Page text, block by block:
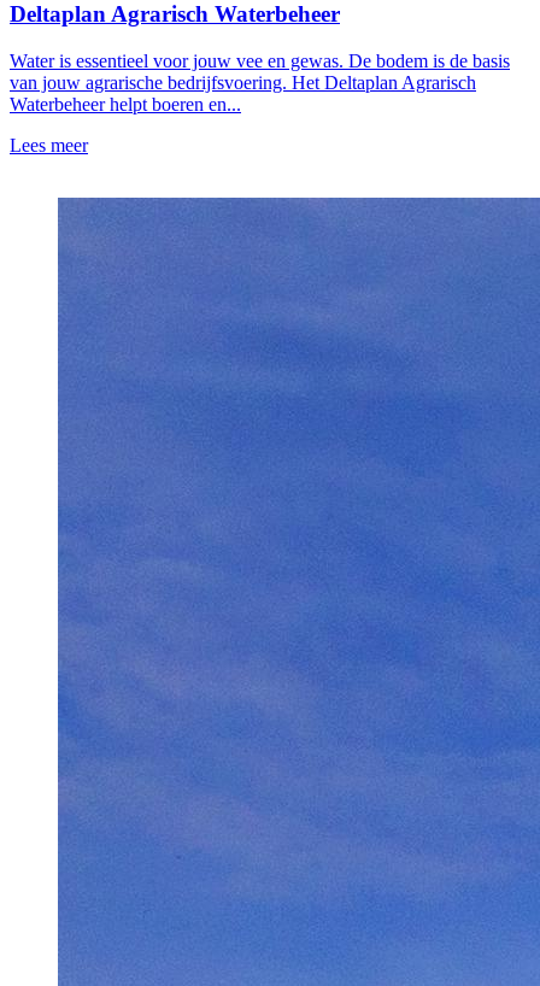
Deltaplan Agrarisch Waterbeheer
Water is essentieel voor jouw vee en gewas. De bodem is de basis
van jouw agrarische bedrijfsvoering. Het Deltaplan Agrarisch
Waterbeheer helpt boeren en...
Lees meer